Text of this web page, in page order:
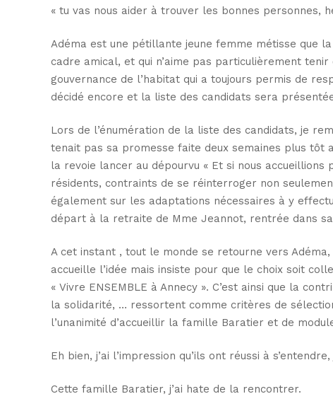
« tu vas nous aider à trouver les bonnes personnes,
Adéma est une pétillante jeune femme métisse que
cadre amical, et qui n’aime pas particulièrement
gouvernance de l’habitat qui a toujours permis de
décidé encore et la liste des candidats sera
Lors de l’énumération de la liste des candidats, je
tenait pas sa promesse faite deux semaines plus tôt
la revoie lancer au dépourvu « Et si nous
résidents, contraints de se réinterroger non
également sur les adaptations nécessaires à y
départ à la retraite de Mme Jeannot, rentrée dans
A cet instant , tout le monde se retourne vers
accueille l’idée mais insiste pour que le choix soit
« Vivre ENSEMBLE à Annecy ». C’est ainsi que la
la solidarité, … ressortent comme critères de
l’unanimité d’accueillir la famille Baratier et de
Eh bien, j’ai l’impression qu’ils ont réussi à
Cette famille Baratier, j’ai hate de la rencontrer.